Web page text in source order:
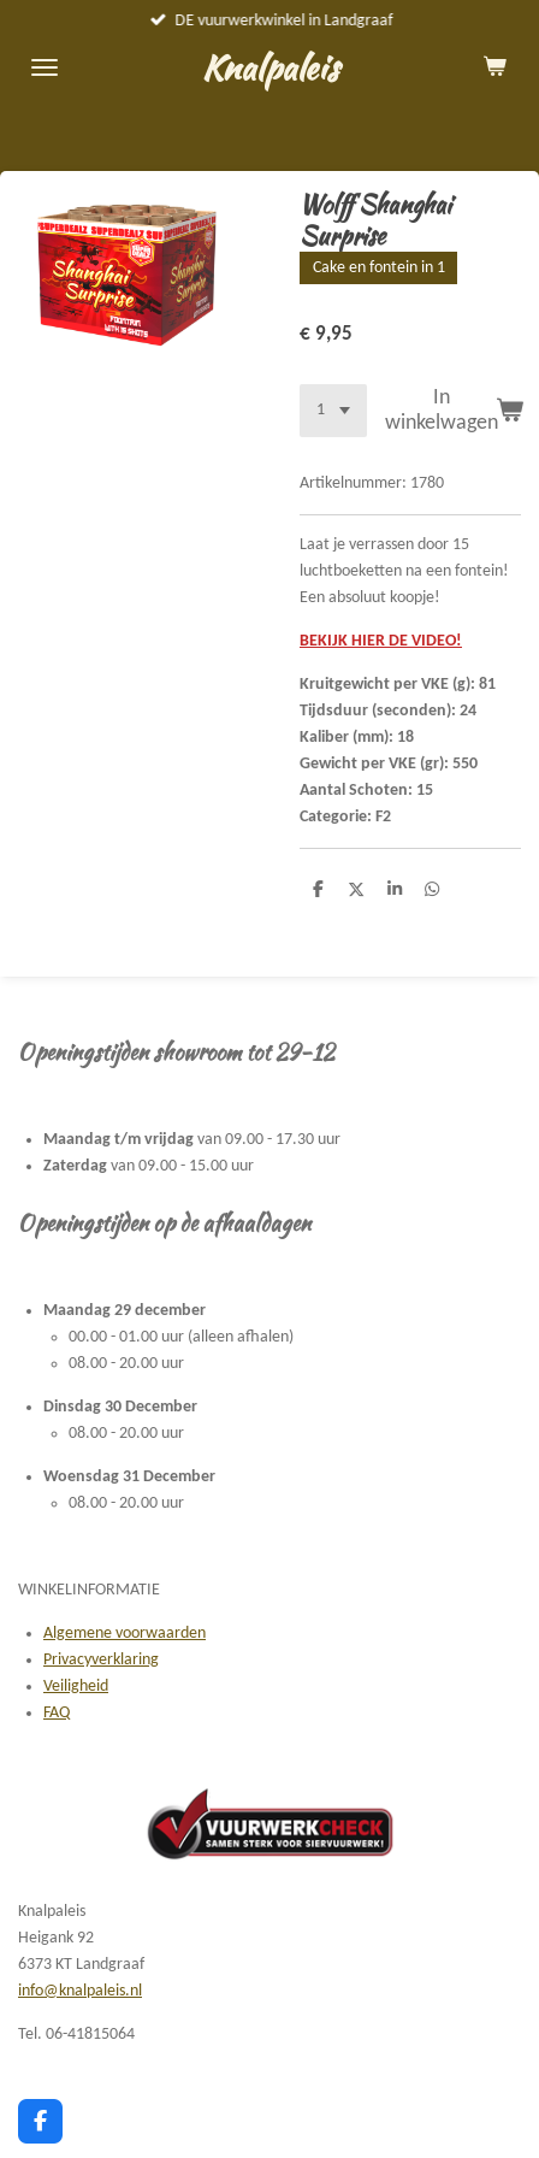
naar
Knalpaleis
DE vuurwerkwinkel in Landgraaf
Wolff Shanghai
Surprise
Cake en fontein in 1
€ 9,95
In
winkelwagen
Artikelnummer: 1780
Laat je verrassen door 15
luchtboeketten na een fontein!
Een absoluut koopje!
BEKIJK HIER DE VIDEO!
Kruitgewicht per VKE (g): 81
Tijdsduur (seconden): 24
Kaliber (mm): 18
Gewicht per VKE (gr): 550
Aantal Schoten: 15
Categorie: F2
D
D
S
D
Openingstijden showroom tot 29-12
Maandag t/m vrijdag van 09.00 - 17.30 uur
Zaterdag van 09.00 - 15.00 uur
Openingstijden op de afhaaldagen
Maandag 29 december
00.00 - 01.00 uur (alleen afhalen)
08.00 - 20.00 uur
Dinsdag 30 December
08.00 - 20.00 uur
Woensdag 31 December
08.00 - 20.00 uur
WINKELINFORMATIE
Algemene voorwaarden
Privacyverklaring
Veiligheid
FAQ
Knalpaleis
Heigank 92
6373 KT Landgraaf
info@knalpaleis.nl
Tel. 06-41815064
F
a